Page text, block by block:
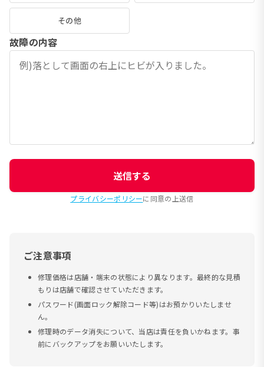
その他
故障の内容
送信する
プライバシーポリシーに同意の上送信
ご注意事項
修理価格は店舗・端末の状態により異なります。最終的な見積
もりは店舗で確認させていただきます。
パスワード(画面ロック解除コード等)はお預かりいたしませ
ん。
修理時のデータ消失について、当店は責任を負いかねます。事
前にバックアップをお願いいたします。